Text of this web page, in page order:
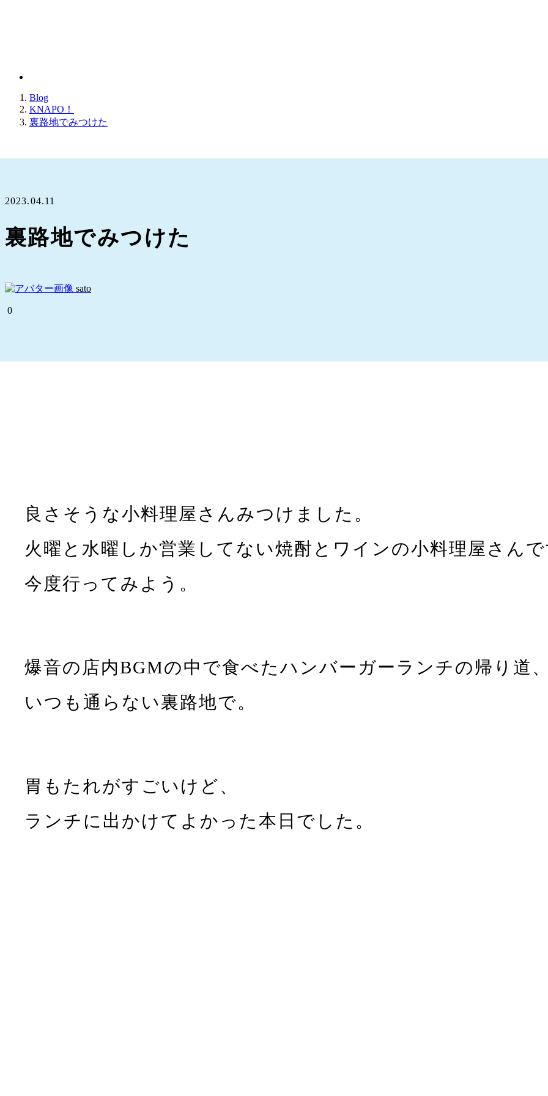
Blog
KNAPO！
裏路地でみつけた
2023.04.11
裏路地でみつけた
sato
0
良さそうな小料理屋さんみつけました。
火曜と水曜しか営業してない焼酎とワインの小料理屋さんで
今度行ってみよう。
爆音の店内BGMの中で食べたハンバーガーランチの帰り道、
いつも通らない裏路地で。
胃もたれがすごいけど、
ランチに出かけてよかった本日でした。